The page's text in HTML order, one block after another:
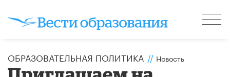
ОБРАЗОВАТЕЛЬНАЯ ПОЛИТИКА // Новость